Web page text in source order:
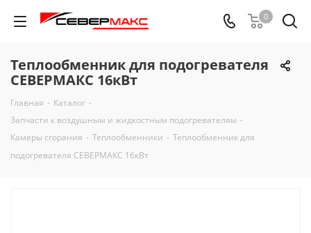
0
Теплообменник для подогревателя
СЕВЕРМАКС 16кВт
Главная - Каталог -
Запчасти к воздушным и жидкостным подогревателям -
Камеры сгорания - Теплообменники - Теплообменник для
подогревателя СЕВЕРМАКС 16кВт